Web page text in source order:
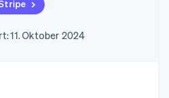
Data Pipeline
Datensynchronisierung
auf
Roadmap
Press
11. Oktober 2024